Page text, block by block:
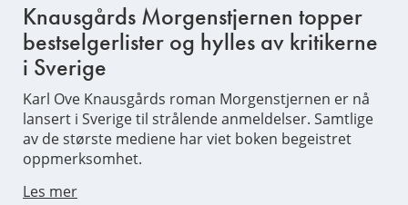
Knausgårds Morgenstjernen topper
bestselgerlister og hylles av kritikerne
i Sverige
Karl Ove Knausgårds roman Morgenstjernen er nå
lansert i Sverige til strålende anmeldelser. Samtlige
av de største mediene har viet boken begeistret
oppmerksomhet.
Les mer